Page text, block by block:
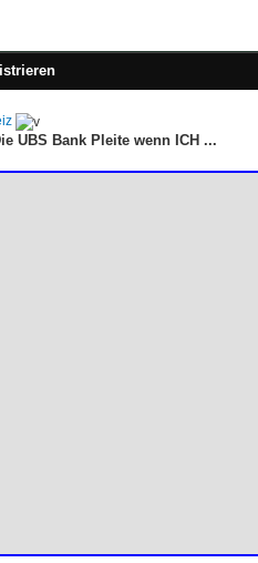
UBS Bank Pleite wenn ICH ...